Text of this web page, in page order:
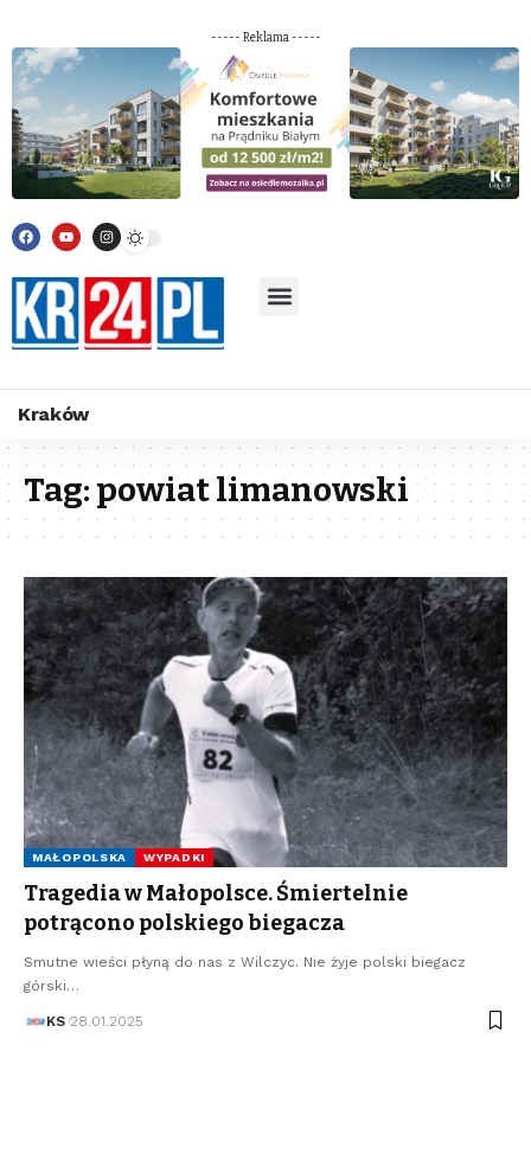
----- Reklama -----
Kraków
Tag:powiat limanowski
MAŁOPOLSKA WYPADKI
Tragedia w Małopolsce. Śmiertelnie
potrącono polskiego biegacza
Smutne wieści płyną do nas z Wilczyc. Nie żyje polski biegacz
górski…
KS 28.01.2025